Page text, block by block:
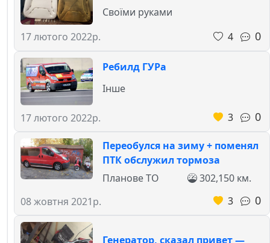
17 лютого 2022р.
Своїми руками
4
0
Ребилд ГУРа
17 лютого 2022р.
Інше
3 0
Переобулся на зиму + поменял
ПТК обслужил тормоза
08 жовтня 2021р.
Планове ТО
302,150 км.
3
0
Генератор, сказал привет —